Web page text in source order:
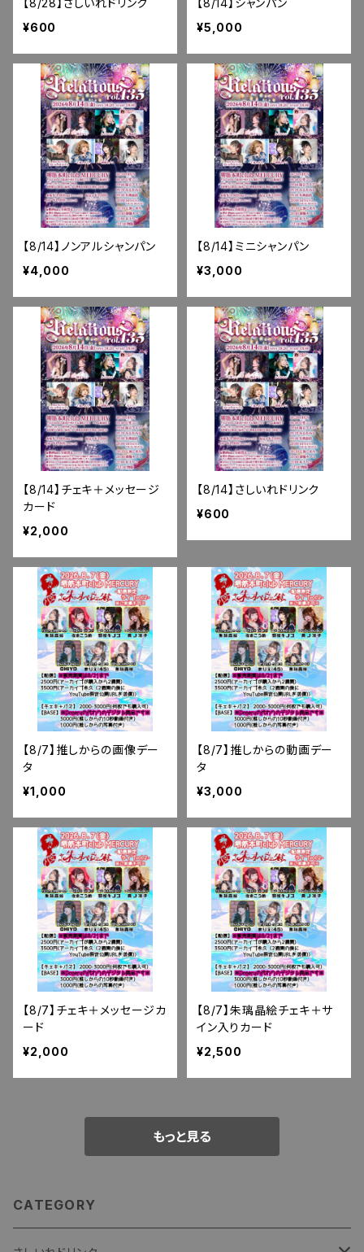
【8/28】さしいれドリンク
¥600
【8/14】シャンパン
¥5,000
【8/14】ノンアルシャンパン
¥4,000
【8/14】ミニシャンパン
¥3,000
【8/14】チェキ＋メッセージ
カード
¥2,000
【8/14】さしいれドリンク
¥600
【8/7】推しからの画像デー
タ
¥1,000
【8/7】推しからの動画デー
タ
¥3,000
【8/7】チェキ＋メッセージカ
ード
¥2,000
【8/7】朱璃晶絵チェキ＋サ
イン入りカード
¥2,500
もっと見る
CATEGORY